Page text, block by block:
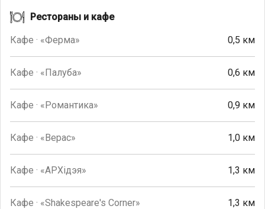
Рестораны и кафе
Кафе · «Ферма» 0,5 км
Кафе · «Палуба» 0,6 км
Кафе · «Романтика» 0,9 км
Кафе · «Верас» 1,0 км
Кафе · «АРХiдэя» 1,3 км
Кафе · «Shakespeare's Corner» 1,3 км